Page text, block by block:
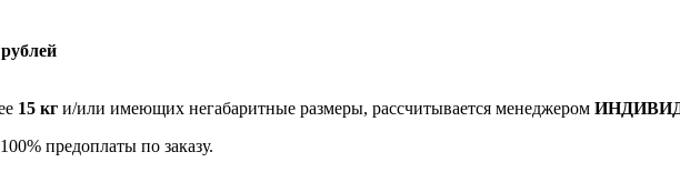
15 кг и/или имеющих негабаритные размеры, рассчитывается менеджером
предоплаты по заказу.